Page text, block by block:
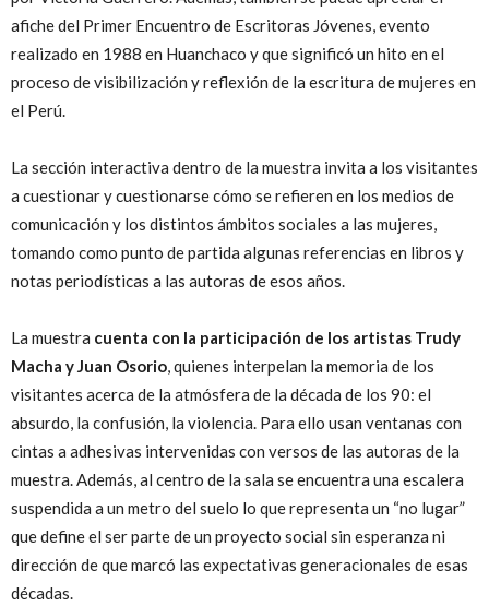
afiche del Primer Encuentro de Escritoras Jóvenes, evento
realizado en 1988 en Huanchaco y que significó un hito en el
proceso de visibilización y reflexión de la escritura de mujeres en
el Perú.
La sección interactiva dentro de la muestra invita a los visitantes
a cuestionar y cuestionarse cómo se refieren en los medios de
comunicación y los distintos ámbitos sociales a las mujeres,
tomando como punto de partida algunas referencias en libros y
notas periodísticas a las autoras de esos años.
La muestra cuenta con la participación de los artistas Trudy
Macha y Juan Osorio, quienes interpelan la memoria de los
visitantes acerca de la atmósfera de la década de los 90: el
absurdo, la confusión, la violencia. Para ello usan ventanas con
cintas a adhesivas intervenidas con versos de las autoras de la
muestra. Además, al centro de la sala se encuentra una escalera
suspendida a un metro del suelo lo que representa un “no lugar”
que define el ser parte de un proyecto social sin esperanza ni
dirección de que marcó las expectativas generacionales de esas
décadas.